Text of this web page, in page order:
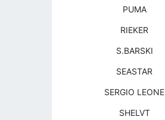
PUMA
RIEKER
S.BARSKI
SEASTAR
SERGIO LEONE
SHELVT